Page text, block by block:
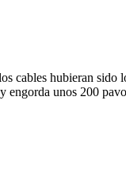
cables hubieran
unos 200